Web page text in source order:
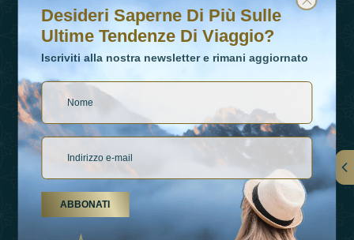
WhatsApp No
+442034682356
Collegamenti
Desideri Saperne Di Più Sulle
Ultime Tendenze Di Viaggio?
Iscriviti alla nostra newsletter e rimani aggiornato
ABBONATI